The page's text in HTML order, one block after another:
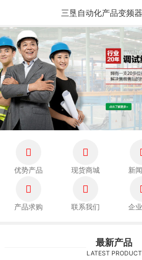
三垦自动化产品变频

优势产品

现货商城 新

产品求购

联系我们 企
最新产品
LATEST PRODUCT